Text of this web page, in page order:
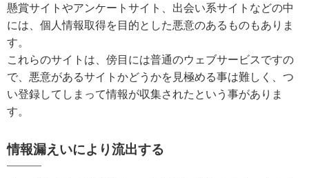
懸賞サイトやアンケートサイト、出会い系サイトなどの中
には、個人情報取得を目的とした悪意のあるものもありま
す。
これらのサイトは、傍目には普通のウェブサービスですの
で、悪意があるサイトかどうかを見極める事は難しく、つ
い登録してしまって情報が収集されたという事がありま
す。
情報漏えいにより流出する